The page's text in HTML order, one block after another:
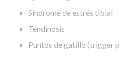
Síndrome de estrés tibial
Tendinosis
Puntos de gatillo (trigger